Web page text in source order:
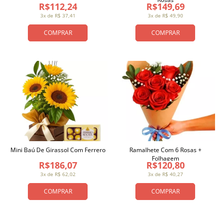
COMPRAR
3x de R$ 37,41
R$112,24
COMPRAR
3x de R$ 49,90
R$149,69
COMPRAR
3x de R$ 62,02
R$186,07
Mini Baú De Girassol Com Ferrero
COMPRAR
3x de R$ 40,27
R$120,80
Ramalhete Com 6 Rosas +
Folhagem